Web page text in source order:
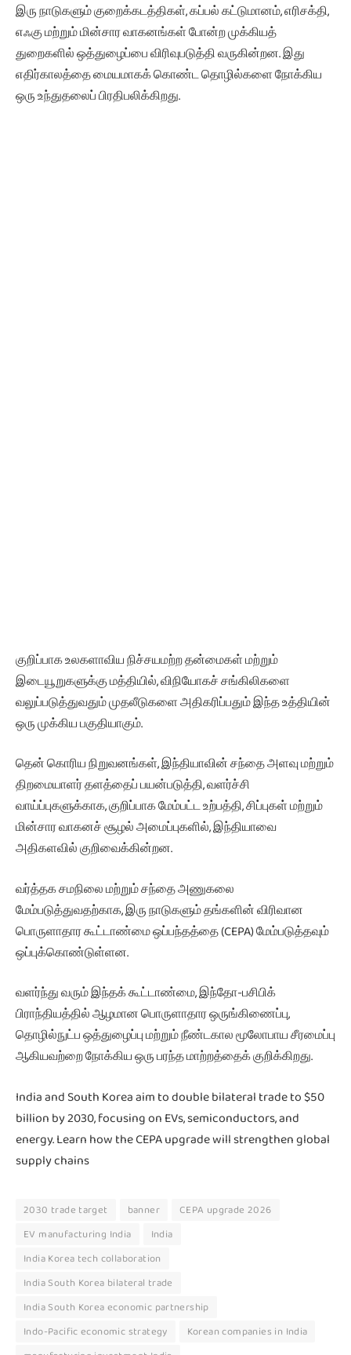
இரு நாடுகளும் குறைக்கடத்திகள், கப்பல் கட்டுமானம், எரிசக்தி,
எஃகு மற்றும் மின்சார வாகனங்கள் போன்ற முக்கியத்
துறைகளில் ஒத்துழைப்பை விரிவுபடுத்தி வருகின்றன. இது
எதிர்காலத்தை மையமாகக் கொண்ட தொழில்களை நோக்கிய
ஒரு உந்துதலைப் பிரதிபலிக்கிறது.
குறிப்பாக உலகளாவிய நிச்சயமற்ற தன்மைகள் மற்றும்
இடையூறுகளுக்கு மத்தியில், விநியோகச் சங்கிலிகளை
வலுப்படுத்துவதும் முதலீடுகளை அதிகரிப்பதும் இந்த உத்தியின்
ஒரு முக்கிய பகுதியாகும்.
தென் கொரிய நிறுவனங்கள், இந்தியாவின் சந்தை அளவு மற்றும்
திறமையாளர் தளத்தைப் பயன்படுத்தி, வளர்ச்சி
வாய்ப்புகளுக்காக, குறிப்பாக மேம்பட்ட உற்பத்தி, சிப்புகள் மற்றும்
மின்சார வாகனச் சூழல் அமைப்புகளில், இந்தியாவை
அதிகளவில் குறிவைக்கின்றன.
வர்த்தக சமநிலை மற்றும் சந்தை அணுகலை
மேம்படுத்துவதற்காக, இரு நாடுகளும் தங்களின் விரிவான
பொருளாதார கூட்டாண்மை ஒப்பந்தத்தை (CEPA) மேம்படுத்தவும்
ஒப்புக்கொண்டுள்ளன.
வளர்ந்து வரும் இந்தக் கூட்டாண்மை, இந்தோ-பசிபிக்
பிராந்தியத்தில் ஆழமான பொருளாதார ஒருங்கிணைப்பு,
தொழில்நுட்ப ஒத்துழைப்பு மற்றும் நீண்டகால மூலோபாய சீரமைப்பு
ஆகியவற்றை நோக்கிய ஒரு பரந்த மாற்றத்தைக் குறிக்கிறது.
India and South Korea aim to double bilateral trade to $50
billion by 2030, focusing on EVs, semiconductors, and
energy. Learn how the CEPA upgrade will strengthen global
supply chains
2030 trade target banner
CEPA upgrade 2026
EV manufacturing India
India
India Korea tech collaboration
India South Korea bilateral trade
India South Korea economic partnership
Indo-Pacific economic strategy
Korean companies in India